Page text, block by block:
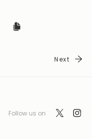
Next
Follow us on